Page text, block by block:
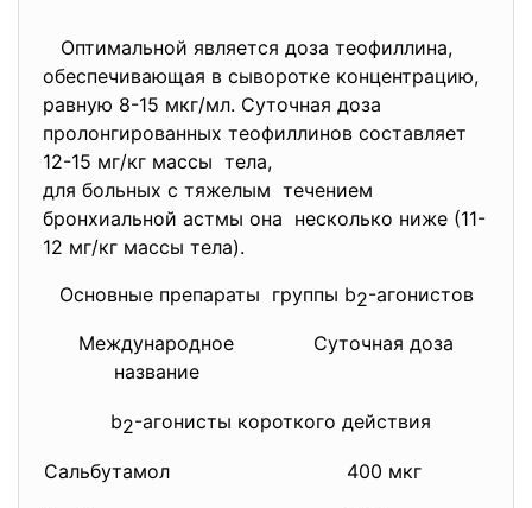
Оптимальной является доза теофиллина,
обеспечивающая в сыворотке концентрацию,
равную 8-15 мкг/мл. Суточная доза
пролонгированных теофиллинов составляет
12-15 мг/кг массы тела,
для больных с тяжелым течением
бронхиальной астмы она несколько ниже (11-
12 мг/кг массы тела).
Основные препараты группы b2-агонистов
Международное
название
Суточная доза
b2-агонисты короткого действия
Сальбутамол 400 мкг